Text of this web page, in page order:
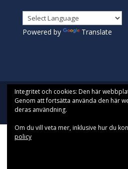
Powered by Translate
Designad av
Integritet och cookies: Den här
Genom att fortsätta använda den här
deras användning.
Om du vill veta mer, inklusive hur du
policy